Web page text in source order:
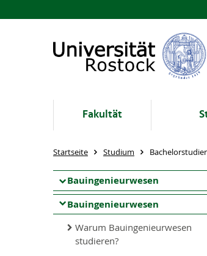
Fakultät
Startseite Studium
Bauingenieurwesen
Bauingenieurwesen
Warum Bauingenieurwesen
studieren?